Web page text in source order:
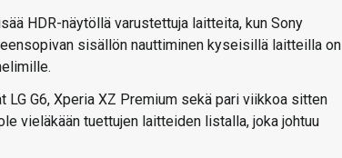
HDR-näytöllä varustettuja laitteita, kun Sony
sisällön nauttiminen kyseisillä laitteilla on
G6, Xperia XZ Premium sekä pari viikkoa sitten
vieläkään tuettujen laitteiden listalla, joka johtuu